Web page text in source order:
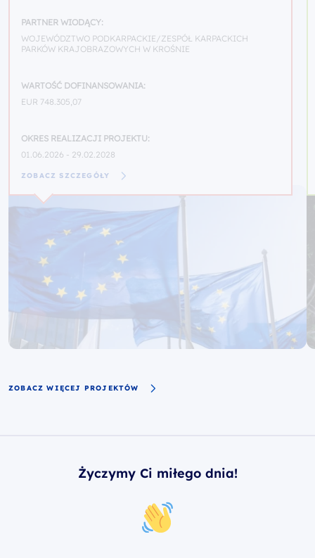
PARTNER WIODĄCY:
WOJEWÓDZTWO PODKARPACKIE/ZESPÓŁ KARPACKICH
PARKÓW KRAJOBRAZOWYCH W KROŚNIE
WARTOŚĆ DOFINANSOWANIA:
EUR 748.305,07
OKRES REALIZACJI PROJEKTU:
01.06.2026 - 29.02.2028
ZOBACZ SZCZEGÓŁY
ZOBACZ WIĘCEJ PROJEKTÓW
Życzymy Ci miłego dnia!